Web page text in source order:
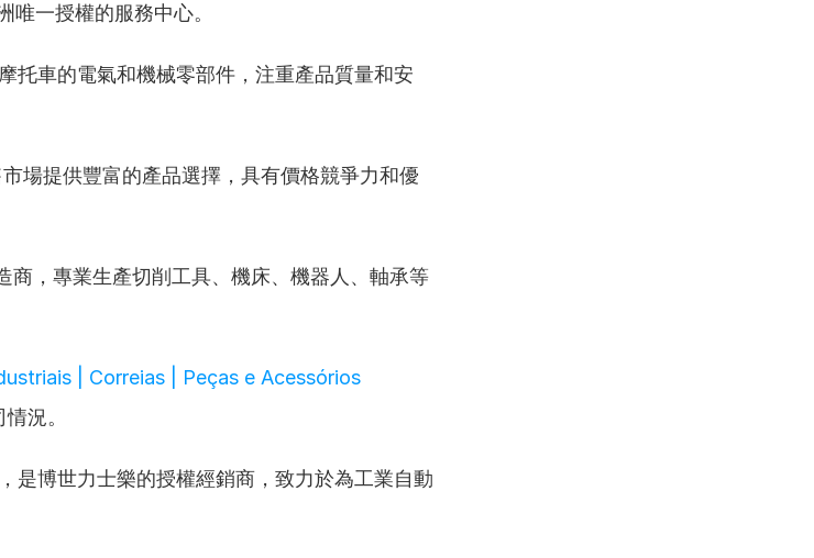
一授權的服務中心。
托車的電氣和機械零部件，注重產品質量和安
市場提供豐富的產品選擇，具有價格競爭力和優
商，專業生產切削工具、機床、機器人、軸承等
| Correias | Peças e Acessórios
況。
是博世力士樂的授權經銷商，致力於為工業自動